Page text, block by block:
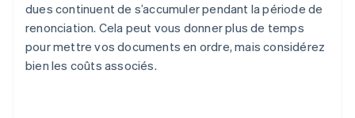
dues continuent de s’accumuler pendant la période de
renonciation. Cela peut vous donner plus de temps
pour mettre vos documents en ordre, mais considérez
bien les coûts associés.